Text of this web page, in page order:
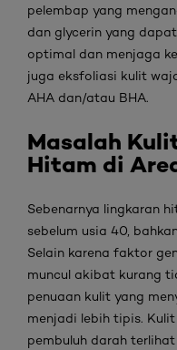
pelembap yang
dan glycerin yang
optimal dan menjaga
juga eksfoliasi kulit
AHA dan/atau BHA.
Masalah
Hitam di
Sebenarnya lingkaran
sebelum usia 40,
Selain karena faktor
muncul akibat kurang
penuaan kulit yang
menjadi lebih tipis.
pembuluh darah